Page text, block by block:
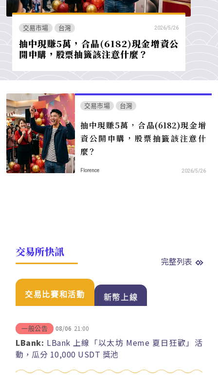
交易市場 台灣 2026/5/26
抽中現賺5萬，合晶(6182)現金增資公
開申購，股票抽籤該注意什麼？
交易市場 台灣
抽中現賺5萬，合晶(6182)現金增
資公開申購，股票抽籤該注意什
麼？
Florence 2026/5/26
交易所快訊
完整列表
交易比賽和活動 新幣上線
一般公告 08/06 21:00
LBank: LBank 上線「以太坊 Meme 夏日狂歡」活
動，瓜分 10,000 USDT 獎池